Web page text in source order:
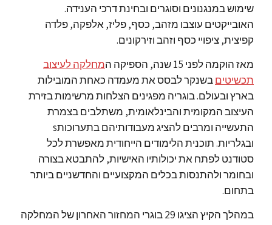
שימוש במנגנונים וסוגרים ובחינת דרכי הענידה.
האובייקטים עוצבו מזהב, כסף, פליז, אלפקה, פלדה
קפיצית, ציפויי כסף וזהב וזירקונים.
מאז הוקמה לפני 15 שנה, הספיקה ה
מחלקה לעיצוב
תכשיטיםבשנקר לבסס את מעמדה כאחת המובילות
בארץ ובעולם. בוגריה מפגינים הצלחות מרשימות בזירת
העיצוב המקומית והבינלאומית, משתלבים בצמרת
התעשייה ומרבים להציג מעבודותיהם בתערוכותs
ובגלריות. תוכנית הלימודים הייחודית מאפשרת לכל
סטודנט לפתח את יכולותיו האישיות, להתבטא בצורה
ובחומר ולהתנסות בכלים המקצועיים והחדשניים ביותר
בתחום.
במהלך הקיץ הציגו 29 בוגרי המחזור האחרון של המחלקה